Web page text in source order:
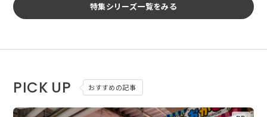
特集シリーズ一覧をみる
PICK UP おすすめの記事